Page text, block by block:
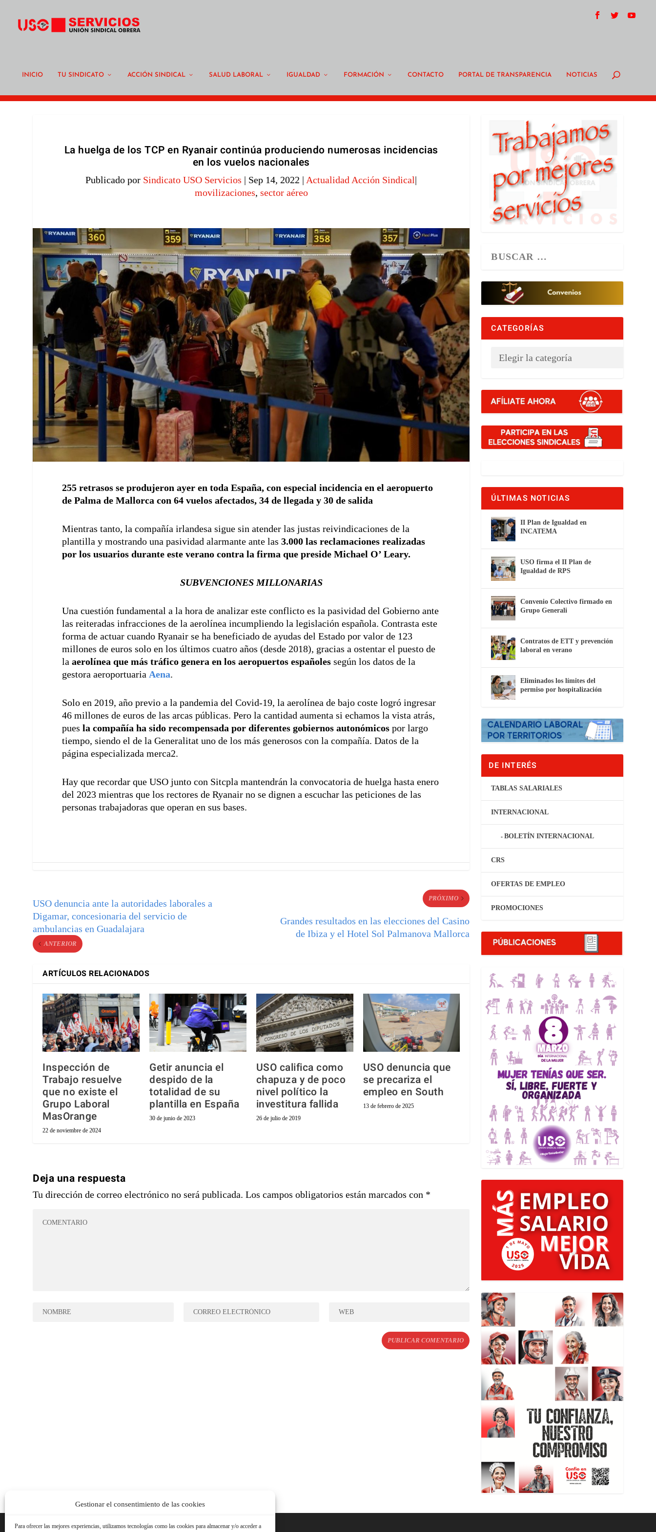
Gestionar el consentimiento de las cookies
Para ofrecer las mejores experiencias, utilizamos tecnologías como las cookies para almacenar y/o acceder a
INICIO TU SINDICATO ACCIÓN SINDICAL SALUD LABORAL IGUALDAD FORMACIÓN CONTACTO PORTAL DE TRANSPARENCIA NOTICIAS
La huelga de los TCP en Ryanair continúa produciendo numerosas incidencias
en los vuelos nacionales
Publicado por Sindicato USO Servicios | Sep 14, 2022 | Actualidad Acción Sindical|
movilizaciones, sector aéreo
255 retrasos se produjeron ayer en toda España, con especial incidencia en el aeropuerto
de Palma de Mallorca con 64 vuelos afectados, 34 de llegada y 30 de salida
Mientras tanto, la compañía irlandesa sigue sin atender las justas reivindicaciones de la
plantilla y mostrando una pasividad alarmante ante las3.000 las reclamaciones realizadas
por los usuarios durante este verano contra la firma que preside Michael O’ Leary.
SUBVENCIONES MILLONARIAS
Una cuestión fundamental a la hora de analizar este conflicto es la pasividad del Gobierno ante
las reiteradas infracciones de la aerolínea incumpliendo la legislación española. Contrasta este
forma de actuar cuando Ryanair se ha beneficiado de ayudas del Estado por valor de 123
millones de euros solo en los últimos cuatro años (desde 2018), gracias a ostentar el puesto de
la aerolínea que más tráfico genera en los aeropuertos españolessegún los datos de la
gestora aeroportuaria Aena.
Solo en 2019, año previo a la pandemia del Covid-19, la aerolínea de bajo coste logró ingresar
46 millones de euros de las arcas públicas. Pero la cantidad aumenta si echamos la vista atrás,
pues la compañía ha sido recompensada por diferentes gobiernos autonómicos por largo
tiempo, siendo el de la Generalitat uno de los más generosos con la compañía. Datos de la
página especializada merca2.
Hay que recordar que USO junto con Sitcpla mantendrán la convocatoria de huelga hasta enero
del 2023 mientras que los rectores de Ryanair no se dignen a escuchar las peticiones de las
personas trabajadoras que operan en sus bases.
USO denuncia ante la autoridades laborales a
Digamar, concesionaria del servicio de
ambulancias en Guadalajara
ANTERIOR
PRÓXIMO
Grandes resultados en las elecciones del Casino
de Ibiza y el Hotel Sol Palmanova Mallorca
ARTÍCULOS RELACIONADOS
Inspección de
Trabajo resuelve
que no existe el
Grupo Laboral
MasOrange
22 de noviembre de 2024
Getir anuncia el
despido de la
totalidad de su
plantilla en España
30 de junio de 2023
USO califica como
chapuza y de poco
nivel político la
investitura fallida
26 de julio de 2019
USO denuncia que
se precariza el
empleo en South
13 de febrero de 2025
Deja una respuesta
Tu dirección de correo electrónico no será publicada. Los campos obligatorios están marcados con *
CATEGORÍAS
ÚLTIMAS NOTICIAS
II Plan de Igualdad en
INCATEMA
USO firma el II Plan de
Igualdad de RPS
Convenio Colectivo firmado en
Grupo Generali
Contratos de ETT y prevención
laboral en verano
Eliminados los límites del
permiso por hospitalización
DE INTERÉS
TABLAS SALARIALES
INTERNACIONAL
BOLETÍN INTERNACIONAL
CRS
OFERTAS DE EMPLEO
PROMOCIONES